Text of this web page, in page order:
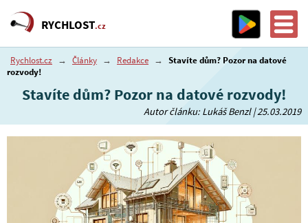
RYCHLOST.cz
Rychlost.cz → Články → Redakce → Stavíte dům? Pozor na datové
rozvody!
Stavíte dům? Pozor na datové rozvody!
Autor článku: Lukáš Benzl | 25.03.2019